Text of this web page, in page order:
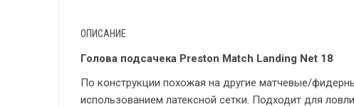
ОПИСАНИЕ
Голова подсачека Preston Match Landing Net 18
По конструкции похожая на другие матчевые/
использованием латексной сетки. Подходит для